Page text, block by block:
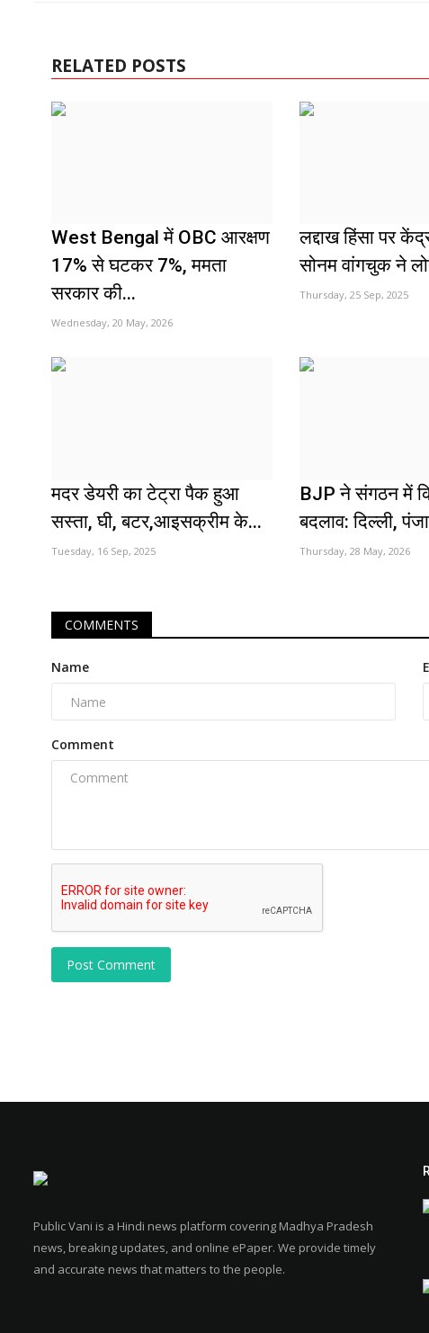
RELATED POSTS
West Bengal में OBC आरक्षण
17% से घटकर 7%, ममता
सरकार की...
Wednesday, 20 May, 2026
लद्दाख हिंसा पर
सोनम वांगचुक ने
Thursday, 25 Sep, 2025
मदर डेयरी का टेट्रा पैक हुआ
सस्ता, घी, बटर,आइसक्रीम के...
Tuesday, 16 Sep, 2025
BJP ने संगठन में
बदलाव: दिल्ली,
Thursday, 28 May, 2026
COMMENTS
Name
Comment
Post Comment
Public Vani is a Hindi news platform covering Madhya Pradesh
news, breaking updates, and online ePaper. We provide timely
and accurate news that matters to the people.